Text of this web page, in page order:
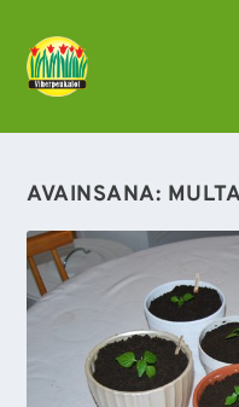
AVAINSANA: